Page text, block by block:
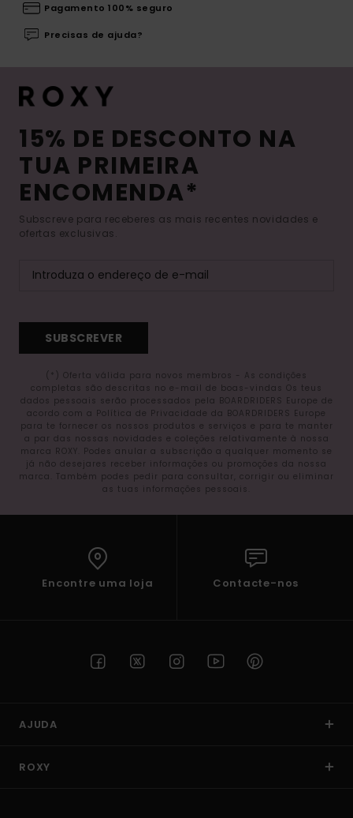
Pagamento 100% seguro
Precisas de ajuda?
15% DE DESCONTO NA
TUA PRIMEIRA
ENCOMENDA*
Subscreve para receberes as mais recentes novidades e
ofertas exclusivas.
SUBSCREVER
(*) Oferta válida para novos membros - As condições
completas são descritas no e-mail de boas-vindas Os teus
dados pessoais serão processados pela BOARDRIDERS Europe de
acordo com a Política de Privacidade da BOARDRIDERS Europe
para te fornecer os nossos produtos e serviços e para te manter
a par das nossas novidades e coleções relativamente à nossa
marca ROXY. Podes anular a subscrição a qualquer momento se
já não desejares receber informações ou promoções da nossa
marca. Também podes pedir para consultar, corrigir ou eliminar
as tuas informações pessoais.
Encontre uma loja Contacte-nos
AJUDA
ROXY